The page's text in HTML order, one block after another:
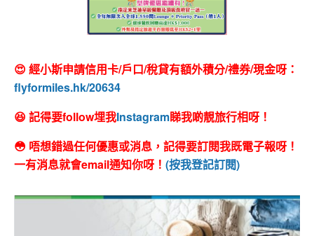
😍 經小斯申請信用卡/戶口/稅貸有額外積分/禮券/現金呀：
flyformiles.hk/20634
😆 記得要follow埋我Instagram睇我啲靚旅行相呀！
😳 唔想錯過任何優惠或消息，記得要訂閱我既電子報呀！
一有消息就會email通知你呀！ (按我登記訂閱)